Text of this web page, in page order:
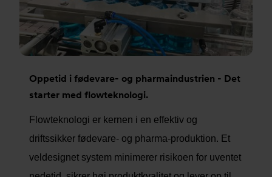
Oppetid i fødevare- og pharmaindustrien - Det
starter med flowteknologi.
Flowteknologi er kernen i en effektiv og
driftssikker fødevare- og pharma-produktion. Et
veldesignet system minimerer risikoen for uventet